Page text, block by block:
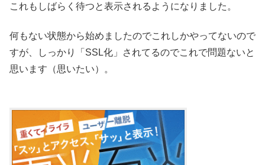
これもしばらく待つと表示されるようになりました。
何もない状態から始めましたのでこれしかやってないので
すが、しっかり「SSL化」されてるのでこれで問題ないと
思います（思いたい）。